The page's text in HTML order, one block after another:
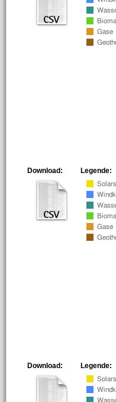
Legende:
Download:
Legende:
Download: